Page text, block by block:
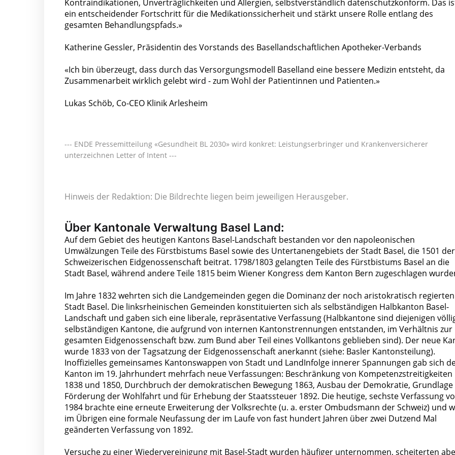
Kontraindikationen, Unverträglichkeiten und Allergien, selbstverständlich datenschutzkonform. Das
ein entscheidender Fortschritt für die Medikationssicherheit und stärkt unsere Rolle entlang des
gesamten Behandlungspfads.»
Katherine Gessler, Präsidentin des Vorstands des Basellandschaftlichen Apotheker-Verbands
«Ich bin überzeugt, dass durch das Versorgungsmodell Baselland eine bessere Medizin entsteht, da
Zusammenarbeit wirklich gelebt wird - zum Wohl der Patientinnen und Patienten.»
Lukas Schöb, Co-CEO Klinik Arlesheim
--- ENDE Pressemitteilung «Gesundheit BL 2030» wird konkret: Leistungserbringer und Krankenversicherer
unterzeichnen Letter of Intent ---
Hinweis der Redaktion: Die Bildrechte liegen beim jeweiligen Herausgeber.
Über Kantonale Verwaltung Basel Land:
Auf dem Gebiet des heutigen Kantons Basel-Landschaft bestanden vor den napoleonischen
Umwälzungen Teile des Fürstbistums Basel sowie des Untertanengebiets der Stadt Basel, die 1501 der
Schweizerischen Eidgenossenschaft beitrat. 1798/1803 gelangten Teile des Fürstbistums Basel an die
Stadt Basel, während andere Teile 1815 beim Wiener Kongress dem Kanton Bern zugeschlagen
Im Jahre 1832 wehrten sich die Landgemeinden gegen die Dominanz der noch aristokratisch regierten
Stadt Basel. Die linksrheinischen Gemeinden konstituierten sich als selbständigen Halbkanton Basel-
Landschaft und gaben sich eine liberale, repräsentative Verfassung (Halbkantone sind diejenigen
selbständigen Kantone, die aufgrund von internen Kantonstrennungen entstanden, im Verhältnis zur
gesamten Eidgenossenschaft bzw. zum Bund aber Teil eines Vollkantons geblieben sind). Der neue
wurde 1833 von der Tagsatzung der Eidgenossenschaft anerkannt (siehe: Basler Kantonsteilung).
Inoffizielles gemeinsames Kantonswappen von Stadt und LandInfolge innerer Spannungen gab sich
Kanton im 19. Jahrhundert mehrfach neue Verfassungen: Beschränkung von Kompetenzstreitigkeiten
1838 und 1850, Durchbruch der demokratischen Bewegung 1863, Ausbau der Demokratie,
Förderung der Wohlfahrt und für Erhebung der Staatssteuer 1892. Die heutige, sechste Verfassung
1984 brachte eine erneute Erweiterung der Volksrechte (u. a. erster Ombudsmann der Schweiz) und
im Übrigen eine formale Neufassung der im Laufe von fast hundert Jahren über zwei Dutzend Mal
geänderten Verfassung von 1892.
Versuche zu einer Wiedervereinigung mit Basel-Stadt wurden häufiger unternommen, scheiterten